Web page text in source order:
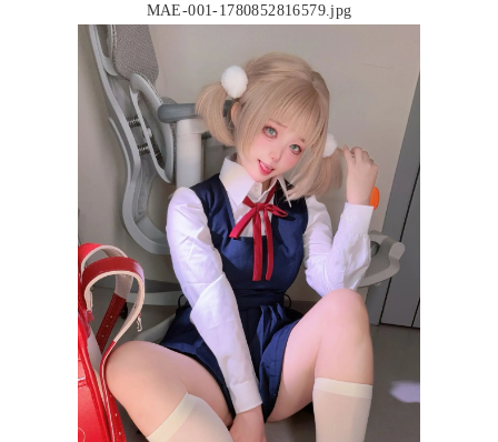
MAE-001-1780852816579.jpg